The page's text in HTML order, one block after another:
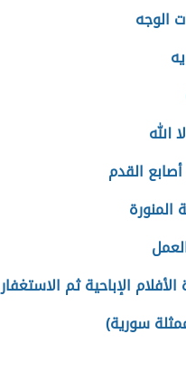
الوجه
الله
القدم
المنورة
الإباحية ثم الاستغفار
سورية)